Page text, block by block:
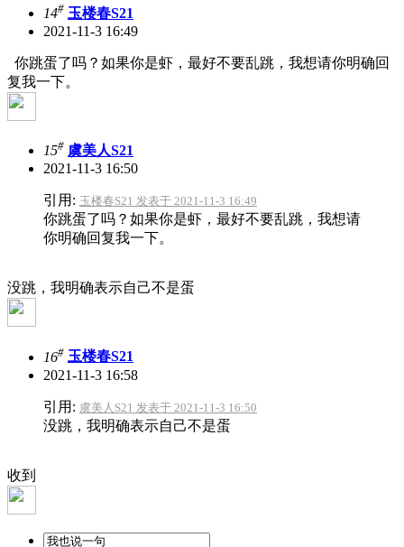
14# 玉楼春S21
2021-11-3 16:49
你跳蛋了吗？如果你是虾，最好不要乱跳，我想请你明确回
复我一下。
15# 虞美人S21
2021-11-3 16:50
引用: 玉楼春S21 发表于 2021-11-3 16:49
你跳蛋了吗？如果你是虾，最好不要乱跳，我想请
你明确回复我一下。
没跳，我明确表示自己不是蛋
16# 玉楼春S21
2021-11-3 16:58
引用: 虞美人S21 发表于 2021-11-3 16:50
没跳，我明确表示自己不是蛋
收到